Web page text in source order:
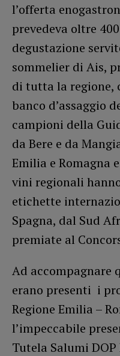
l’offerta
prevedeva oltre
degustazione
sommelier di Ais,
di tutta la regione,
banco d’assaggio
campioni della
da Bere e da
Emilia e Romagna
vini regionali
etichette
Spagna, dal Sud
premiate al
Ad accompagnare
erano presenti i
Regione Emilia –
l’impeccabile
Tutela Salumi